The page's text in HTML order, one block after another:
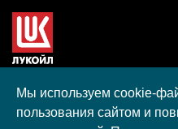
гранта, полученного в
культурных проектов
Калининградской
Мы используем cookie-
пользования сайтом и